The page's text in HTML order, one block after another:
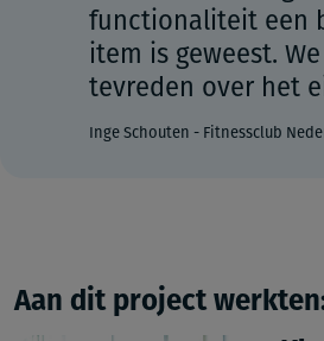
functionaliteit een
item is geweest.
tevreden over het
Inge Schouten - Fitnessclub
Aan dit project